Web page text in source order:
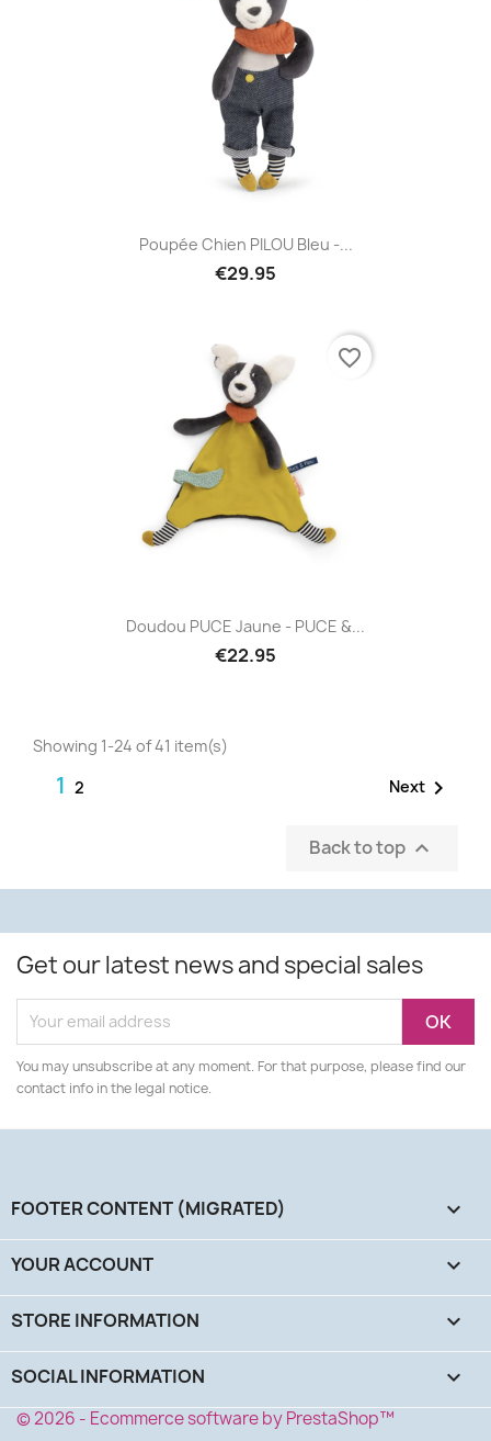
Poupée Chien PILOU Bleu -...
€29.95
Doudou PUCE Jaune - PUCE &...
€22.95
favorite_border
Showing 1-24 of 41 item(s)
1 2 Next 
Back to top 
Get our latest news and special sales
You may unsubscribe at any moment. For that purpose, please find our
contact info in the legal notice.
FOOTER CONTENT (MIGRATED) 
YOUR ACCOUNT 
STORE INFORMATION keyboard_arrow_down
SOCIAL INFORMATION keyboard_arrow_down
© 2026 - Ecommerce software by PrestaShop™